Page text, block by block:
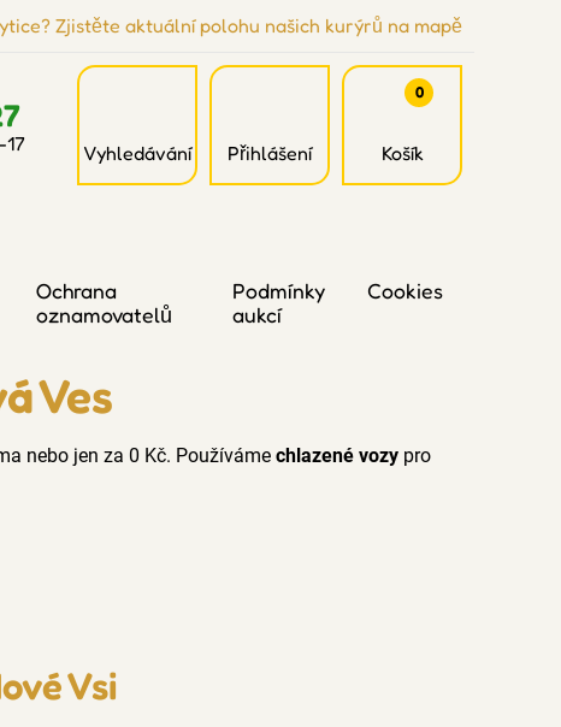
Zjistěte aktuální polohu našich kurýrů na mapě
Vyhledávání Přihlášení
0
Košík
Ochrana
oznamovatelů
Podmínky
aukcí
Cookies
Ves
nebo jen za 0 Kč. Používáme chlazené vozypro
Vsi